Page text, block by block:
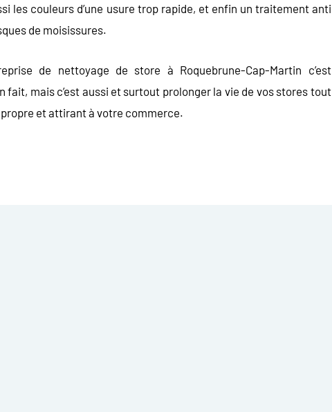
les couleurs d’une usure trop rapide, et enfin un traitement anti
de moisissures.
de nettoyage de store à Roquebrune-Cap-Martin c’est
fait, mais c’est aussi et surtout prolonger la vie de vos stores tout
et attirant à votre commerce.